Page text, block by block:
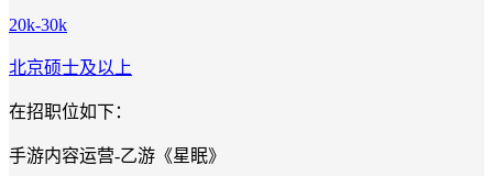
20k-30k
北京硕士及以上
在招职位如下：
手游内容运营-乙游《星眠》